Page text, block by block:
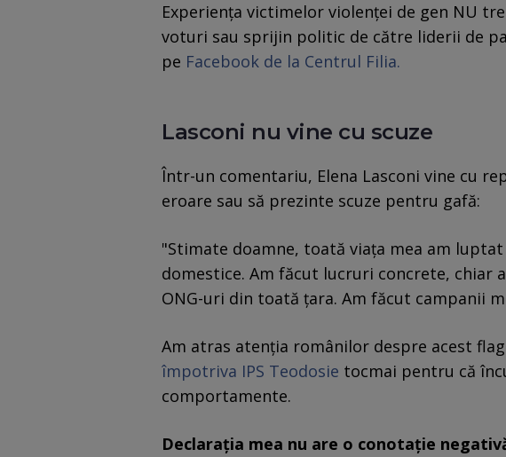
Experiența victimelor violenței de gen NU
voturi sau sprijin politic de către liderii de
pe Facebook de la Centrul Filia.
Lasconi nu vine cu scuze
Într-un comentariu, Elena Lasconi vine cu
eroare sau să prezinte scuze pentru gafă:
"Stimate doamne, toată viața mea am
domestice. Am făcut lucruri concrete, chiar
ONG-uri din toată țara. Am făcut campanii
Am atras atenția românilor despre acest
împotriva IPS Teodosie tocmai pentru că
comportamente.
Declarația mea nu are o conotație